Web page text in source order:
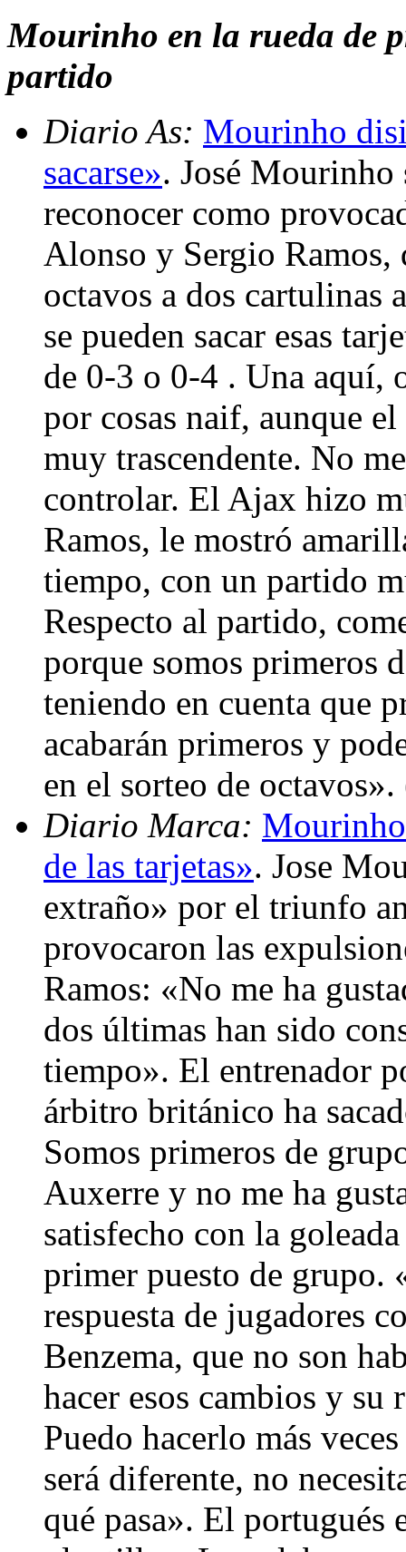
Mourinho en la rueda de
partido
Diario As: Mourinho
sacarse». José Mourinho
reconocer como
Alonso y Sergio Ramos,
octavos a dos cartulinas
se pueden sacar esas
de 0-3 o 0-4 . Una
por cosas naif, aunque
muy trascendente. No
controlar. El Ajax hizo
Ramos, le mostró
tiempo, con un partido
Respecto al partido,
porque somos primeros
teniendo en cuenta que
acabarán primeros y
en el sorteo de
Diario Marca:
de las tarjetas». Jose
extraño» por el triunfo
provocaron las
Ramos: «No me ha
dos últimas han sido
tiempo». El entrenador
árbitro británico ha
Somos primeros de
Auxerre y no me ha
satisfecho con la
primer puesto de grupo.
respuesta de jugadores
Benzema, que no son
hacer esos cambios y
Puedo hacerlo más
será diferente, no
qué pasa». El portugués